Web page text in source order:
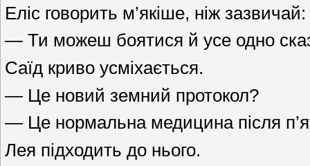
Еліс говорить м’якіше, ніж зазвичай:
— Ти можеш боятися й усе одно
Саїд криво усміхається.
— Це новий земний протокол?
— Це нормальна медицина після
Лея підходить до нього.